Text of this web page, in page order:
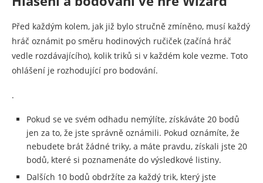
Před každým kolem, jak již bylo stručně zmíněno, musí každý
hráč oznámit po směru hodinových ručiček (začíná hráč
vedle rozdávajícího), kolik triků si v každém kole vezme. Toto
ohlášení je rozhodující pro bodování.
.
Pokud se ve svém odhadu nemýlíte, získáváte 20 bodů
jen za to, že jste správně oznámili. Pokud oznámíte, že
nebudete brát žádné triky, a máte pravdu, získali jste 20
bodů, které si poznamenáte do výsledkové listiny.
Dalších 10 bodů obdržíte za každý trik, který jste